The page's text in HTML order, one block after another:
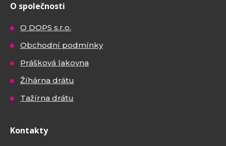
O společnosti
O DOPS s.r.o.
Obchodní podmínky
Prášková lakovna
Žíhárna drátu
Tažírna drátu
Kontakty